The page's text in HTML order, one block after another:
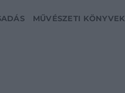
MŰVÉSZETI KÖNYVEK